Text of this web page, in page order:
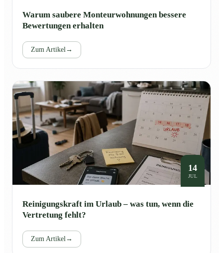
Warum saubere Monteurwohnungen bessere
Bewertungen erhalten
Zum Artikel→
14
JUL
Reinigungskraft im Urlaub – was tun, wenn die
Vertretung fehlt?
Zum Artikel→